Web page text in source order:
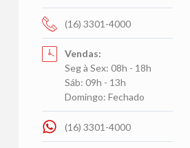
(16) 3301-4000
Vendas:
Seg à Sex: 08h - 18h
Sáb: 09h - 13h
Domingo: Fechado
(16) 3301-4000